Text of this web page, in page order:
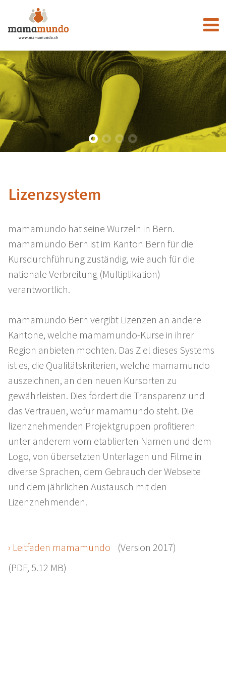
Lizenzsystem
mamamundo hat seine Wurzeln in Bern.
mamamundo Bern ist im Kanton Bern für die
Kursdurchführung zuständig, wie auch für die
nationale Verbreitung (Multiplikation)
verantwortlich.
mamamundo Bern vergibt Lizenzen an andere
Kantone, welche mamamundo-Kurse in ihrer
Region anbieten möchten. Das Ziel dieses Systems
ist es, die Qualitätskriterien, welche mamamundo
auszeichnen, an den neuen Kursorten zu
gewährleisten. Dies fördert die Transparenz und
das Vertrauen, wofür mamamundo steht. Die
lizenznehmenden Projektgruppen profitieren
unter anderem vom etablierten Namen und dem
Logo, von übersetzten Unterlagen und Filme in
diverse Sprachen, dem Gebrauch der Webseite
und dem jährlichen Austausch mit den
Lizenznehmenden.
› Leitfaden mamamundo
(Version 2017)
(PDF, 5.12 MB)